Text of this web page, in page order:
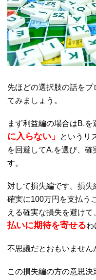
先ほどの選択肢の話を
てみましょう。
まず利益編の場合はB.を
に入らない」
というリ
を回避してA.を選び、
す。
対して損失編です。損
確実に100万円を支払う
える確実な損失を避けて
払いに期待を寄せるわ
不思議だとおもいません
この損失編の方の意思